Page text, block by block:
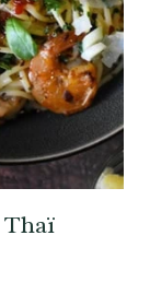
Thaï